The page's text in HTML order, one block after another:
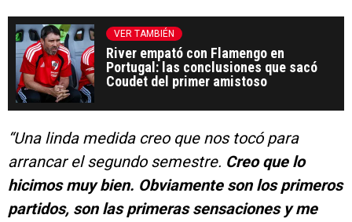
VER TAMBIÉN
River empató con Flamengo en
Portugal: las conclusiones que sacó
Coudet del primer amistoso
“Una linda medida creo que nos tocó para
arrancar el segundo semestre. Creo que lo
hicimos muy bien. Obviamente son los primeros
partidos, son las primeras sensaciones y me